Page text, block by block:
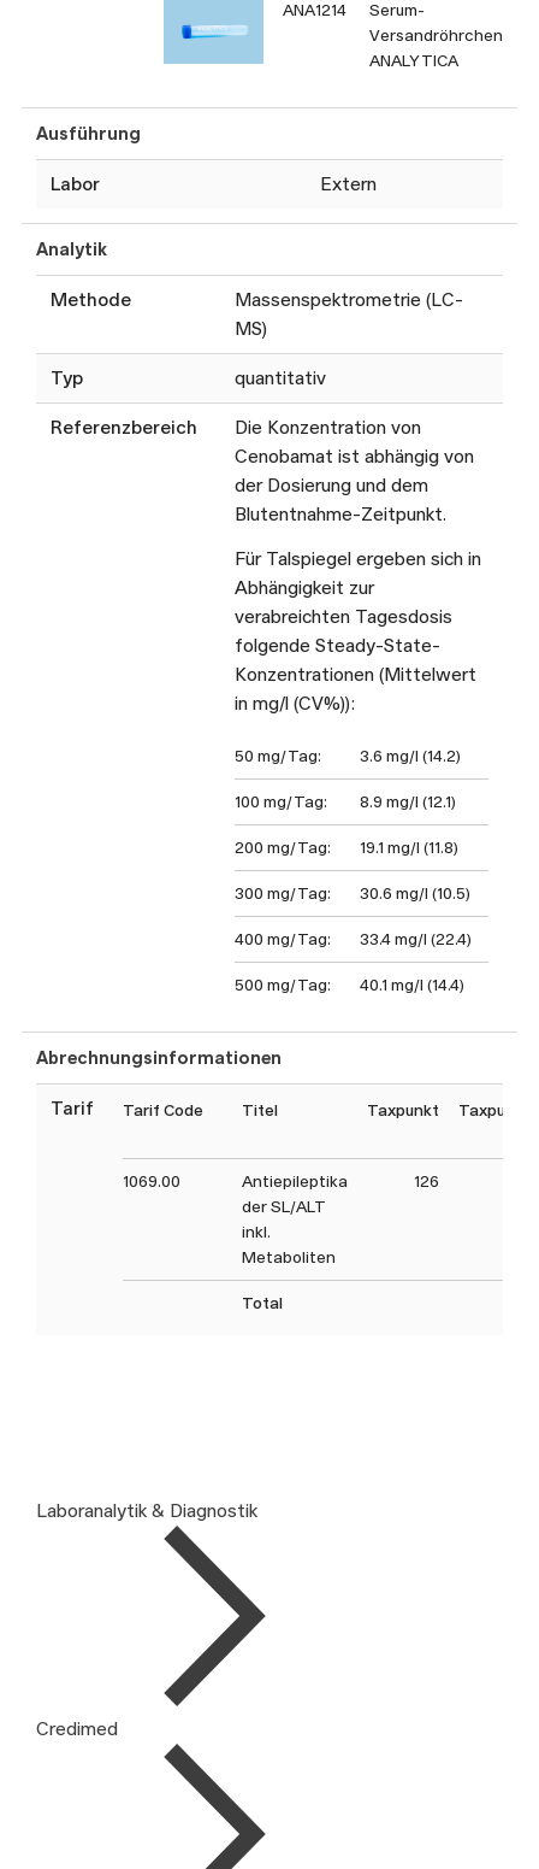
ANA1214
Serum-
Versandröhrchen
ANALYTICA
Ausführung
Labor Extern
Analytik
Methode
Massenspektrometrie (LC-
MS)
Typ quantitativ
Referenzbereich
Die Konzentration von
Cenobamat ist abhängig von
der Dosierung und dem
Blutentnahme-Zeitpunkt.
Für Talspiegel ergeben sich in
Abhängigkeit zur
verabreichten Tagesdosis
folgende Steady-State-
Konzentrationen (Mittelwert
in mg/l (CV%)):
50 mg/Tag: 3.6 mg/l (14.2)
100 mg/Tag: 8.9 mg/l (12.1)
200 mg/Tag: 19.1 mg/l (11.8)
300 mg/Tag: 30.6 mg/l (10.5)
400 mg/Tag: 33.4 mg/l (22.4)
500 mg/Tag: 40.1 mg/l (14.4)
Abrechnungsinformationen
Tarif Tarif Code Titel Taxpunkt
1069.00
Antiepileptika
der SL/ALT
inkl.
Metaboliten
126
Total
Laboranalytik & Diagnostik
Credimed